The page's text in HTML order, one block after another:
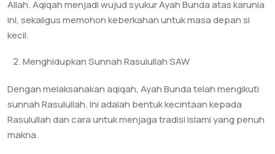
Allah. Aqiqah menjadi wujud syukur Ayah Bunda atas karunia
ini, sekaligus memohon keberkahan untuk masa depan si
kecil.
Menghidupkan Sunnah Rasulullah SAW
Dengan melaksanakan aqiqah, Ayah Bunda telah mengikuti
sunnah Rasulullah. Ini adalah bentuk kecintaan kepada
Rasulullah dan cara untuk menjaga tradisi Islami yang penuh
makna.